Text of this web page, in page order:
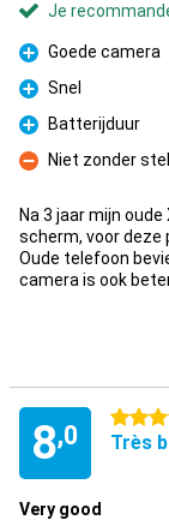
Je
Pour
Goede camera
Pour
Snel
Pour
Batterijduur
Contre
Niet zonder
Na 3 jaar mijn
scherm, voor deze
Oude telefoon
camera is ook
8,0
4
Très
Very good